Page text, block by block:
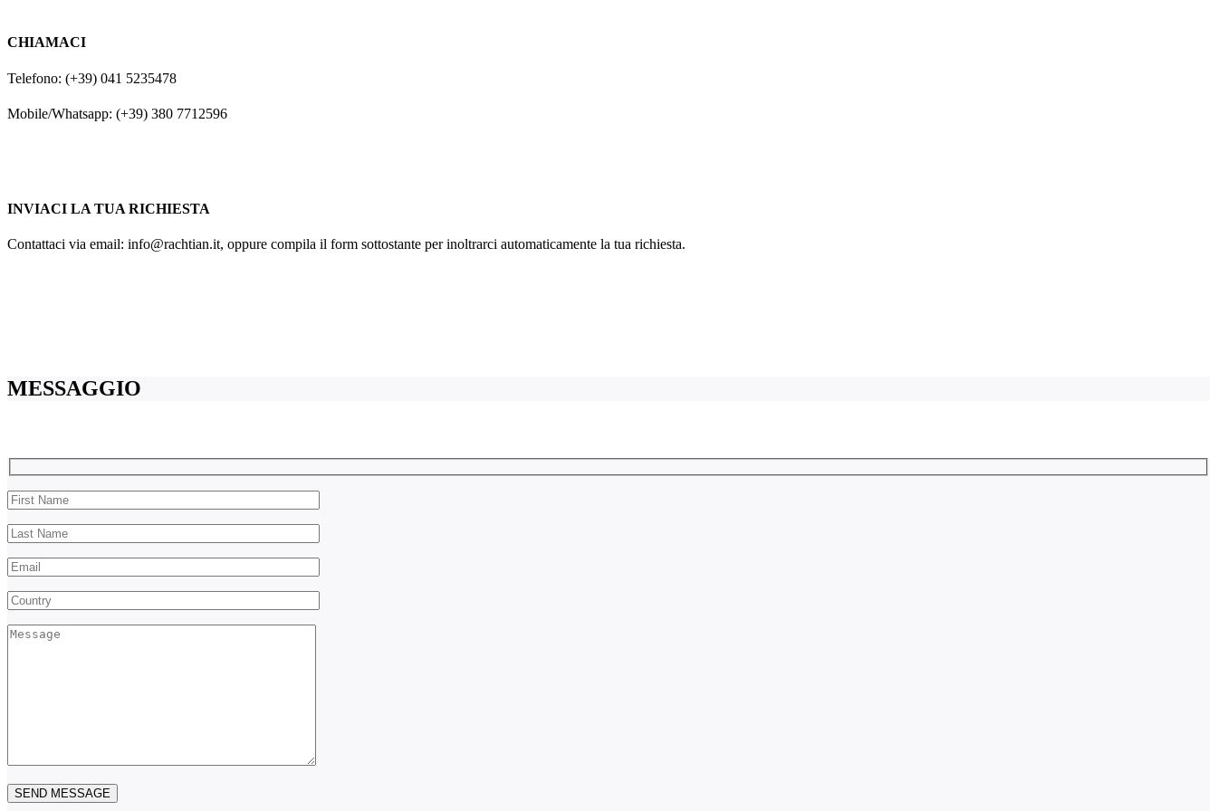
CHIAMACI
Telefono: (+39) 041 5235478
Mobile/Whatsapp: (+39) 380 7712596
INVIACI LA TUA RICHIESTA
Contattaci via email: info@rachtian.it, oppure compila il form sottostante per inoltrarci automaticamente la tua richiesta.
MESSAGGIO